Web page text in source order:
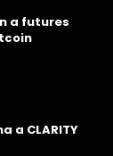
a futures
a CLARITY